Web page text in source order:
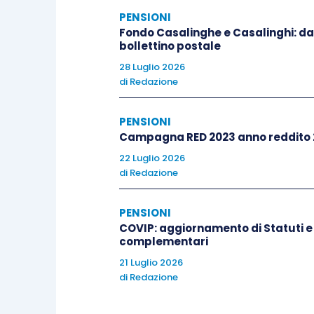
del calcolo del requisito dei 15 anni,
Stato in cui tali periodi sono stati
La Corte ha affermato un principio di
attività analoghi svolti in altri Stati
discriminazioni indirette e
lavoratori.
Spetta comunque al giudice nazionale
lavorative e la riconducibilità dei periodi
PENSIONI
Fondo Casalinghe e Casalinghi:
bollettino postale
28 Luglio 2026
di Redazione
PENSIONI
Campagna RED 2023 anno
22 Luglio 2026
di Redazione
PENSIONI
COVIP: aggiornamento di Statuti
complementari
21 Luglio 2026
di Redazione